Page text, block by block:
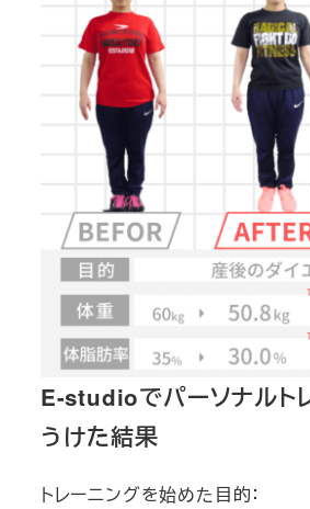
E-studioでパーソナルト
うけた結果
トレーニングを始めた目的：